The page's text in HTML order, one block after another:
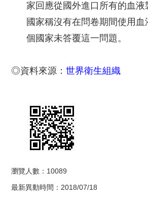
家回應從國外進口所有的血液
國家稱沒有在問卷期間使用
個國家未答覆這一問題。
◎資料來源：世界衛生組織
瀏覽人數：10089
最新異動時間：2018/07/18